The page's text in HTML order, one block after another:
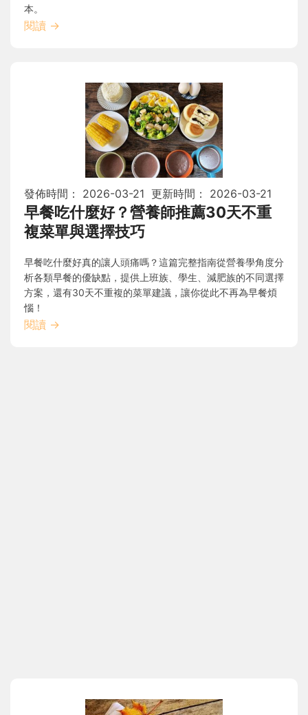
本。
閱讀 →
發佈時間： 2026-03-21 更新時間： 2026-03-21
早餐吃什麼好？營養師推薦30天不重
複菜單與選擇技巧
早餐吃什麼好真的讓人頭痛嗎？這篇完整指南從營養學角度分
析各類早餐的優缺點，提供上班族、學生、減肥族的不同選擇
方案，還有30天不重複的菜單建議，讓你從此不再為早餐煩
惱！
閱讀 →